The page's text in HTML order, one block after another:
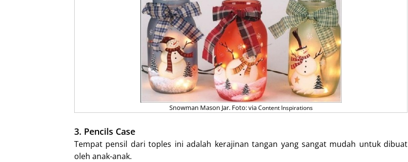
Snowman Mason Jar. Foto: viaContent Inspirations
3. Pencils Case
Tempat pensil dari toples ini adalah kerajinan tangan yang sangat mudah untuk dibuat
oleh anak-anak.